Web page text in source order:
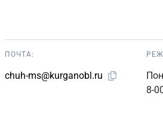
ПОЧТА:
chuh-ms@kurganobl.ru
8-